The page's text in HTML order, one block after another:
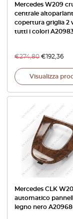
Mercedes W209
centrale
copertura griglia 2
tutti i colori
€274,80 €192,36
Visualizza
Mercedes CLK
automatico
legno nero